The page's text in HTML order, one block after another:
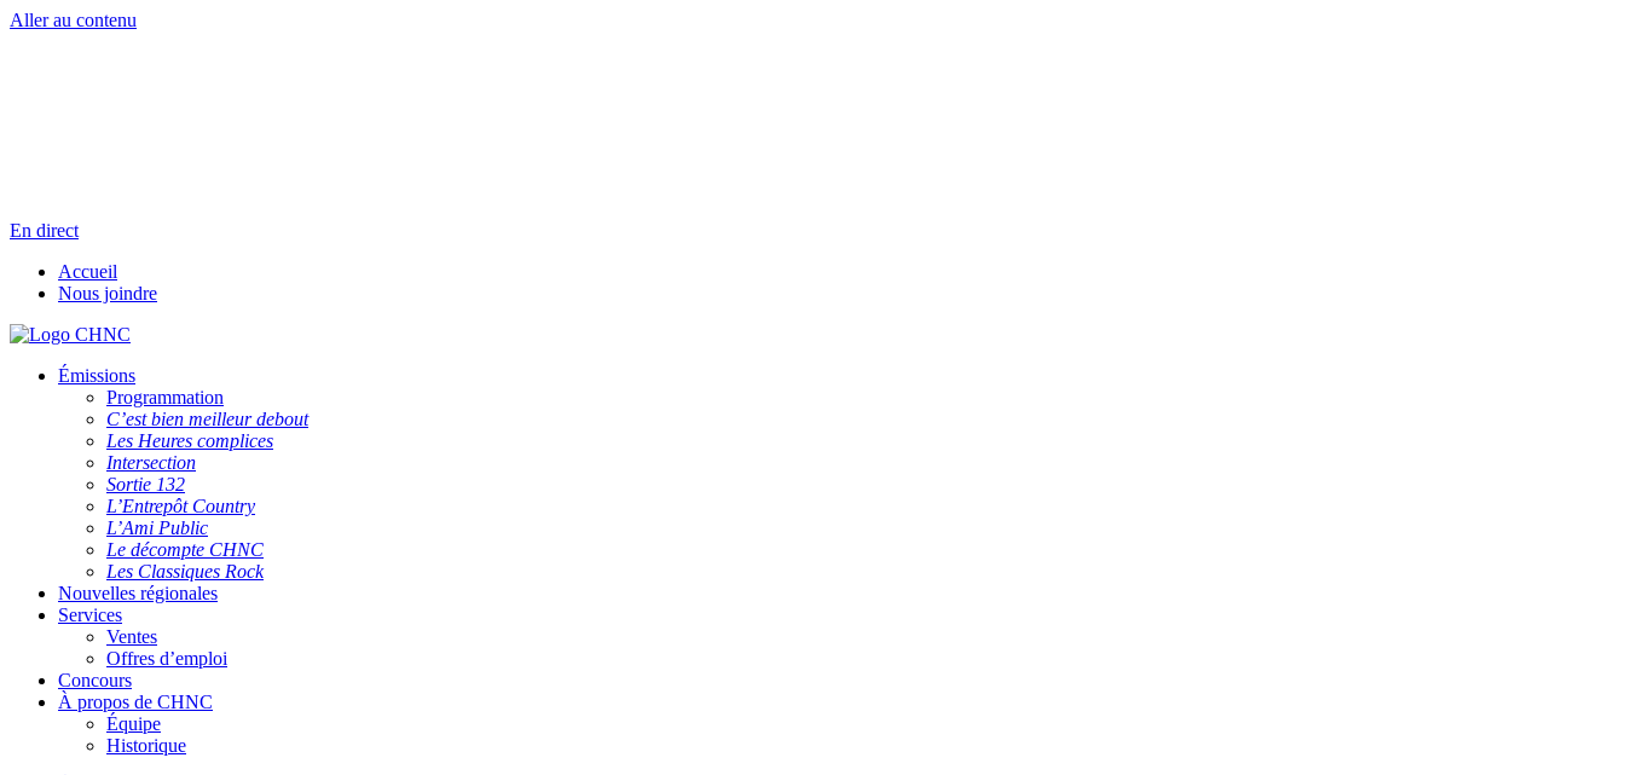
Aller au contenu
En direct
Accueil
Nous joindre
Émissions
Programmation
C’est bien meilleur debout
Les Heures complices
Intersection
Sortie 132
L’Entrepôt Country
L’Ami Public
Le décompte CHNC
Les Classiques Rock
Nouvelles régionales
Services
Ventes
Offres d’emploi
Concours
À propos de CHNC
Équipe
Historique